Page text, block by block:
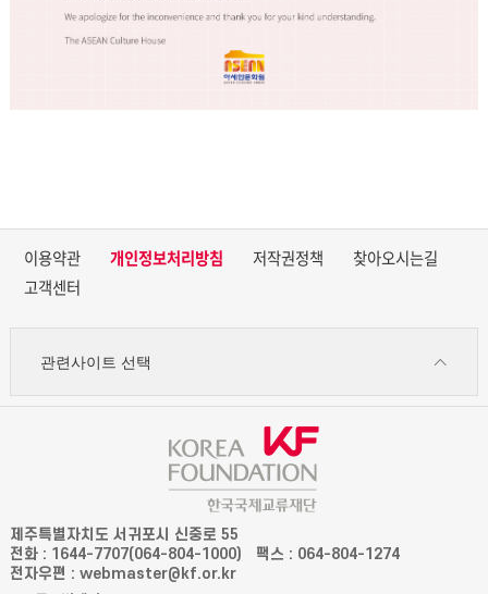
이용약관 개인정보처리방침 저작권정책
찾아오시는길
고객센터
관련사이트 선택
제주특별자치도 서귀포시 신중로 55
전화 : 1644-7707(064-804-1000)
팩스 : 064-804-1274
전자우편 : webmaster@kf.or.kr